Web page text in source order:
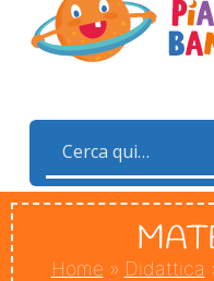
Home » Didattica